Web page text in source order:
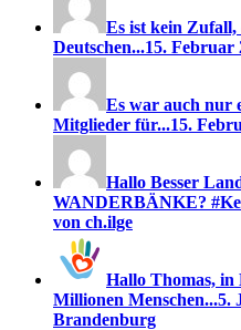
Es ist kein Zufall,
Deutschen...15. Februar
Es war auch nur
Mitglieder für...15.
Hallo Besser
WANDERBÄNKE?
von ch.ilge
Hallo Thomas, in
Millionen Menschen...5.
Brandenburg